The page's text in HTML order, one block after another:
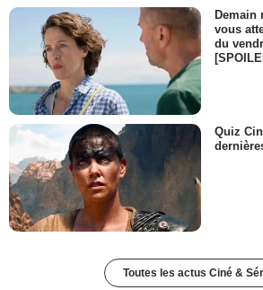
Demain
vous
du
Quiz
Toutes les actus Ciné &